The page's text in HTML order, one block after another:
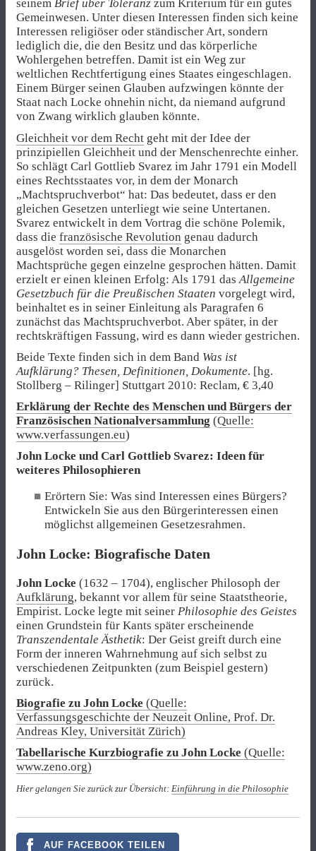
seinem Brief über Toleranz zum Kriterium für ein gutes
Gemeinwesen. Unter diesen Interessen finden sich keine
Interessen religiöser oder ständischer Art, sondern
lediglich die, die den Besitz und das körperliche
Wohlergehen betreffen. Damit ist ein Weg zur
weltlichen Rechtfertigung eines Staates eingeschlagen.
Einem Bürger seinen Glauben aufzwingen könnte der
Staat nach Locke ohnehin nicht, da niemand aufgrund
von Zwang wirklich glauben könnte.
Gleichheit vor dem Recht geht mit der Idee der
prinzipiellen Gleichheit und der Menschenrechte einher.
So schlägt Carl Gottlieb Svarez im Jahr 1791 ein Modell
eines Rechtsstaates vor, in dem der Monarch
„Machtspruchverbot“ hat: Das bedeutet, dass er den
gleichen Gesetzen unterliegt wie seine Untertanen.
Svarez entwickelt in dem Vortrag die schöne Polemik,
dass die französische Revolution genau dadurch
ausgelöst worden sei, dass die Monarchen
Machtsprüche gegen einzelne gesprochen hätten. Damit
erzielt er einen kleinen Erfolg: Als 1791 das Allgemeine
Gesetzbuch für die Preußischen Staaten vorgelegt wird,
beinhaltet es in seiner Einleitung als Paragrafen 6
zunächst das Machtspruchverbot. Aber später, in der
rechtskräftigen Fassung, wird es dann wieder gestrichen.
Beide Texte finden sich in dem Band Was ist
Aufklärung? Thesen, Definitionen, Dokumente. [hg.
Stollberg – Rilinger] Stuttgart 2010: Reclam, € 3,40
Erklärung der Rechte des Menschen und Bürgers der
Französischen Nationalversammlung (Quelle:
www.verfassungen.eu)
John Locke und Carl Gottlieb Svarez: Ideen für
weiteres Philosophieren
Erörtern Sie: Was sind Interessen eines Bürgers?
Entwickeln Sie aus den Bürgerinteressen einen
möglichst allgemeinen Gesetzesrahmen.
John Locke: Biografische Daten
John Locke (1632 – 1704), englischer Philosoph der
Aufklärung, bekannt vor allem für seine Staatstheorie,
Empirist. Locke legte mit seiner Philosophie des Geistes
einen Grundstein für Kants später erscheinende
Transzendentale Ästhetik: Der Geist greift durch eine
Form der inneren Wahrnehmung auf sich selbst zu
verschiedenen Zeitpunkten (zum Beispiel gestern)
zurück.
Biografie zu John Locke (Quelle:
Verfassungsgeschichte der Neuzeit Online, Prof. Dr.
Andreas Kley, Universität Zürich)
Tabellarische Kurzbiografie zu John Locke (Quelle:
www.zeno.org)
Hier gelangen Sie zurück zur Übersicht: Einführung in die Philosophie
AUF FACEBOOK TEILEN